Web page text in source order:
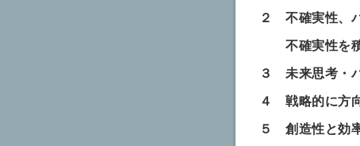
２ 不確実性、
不確実性を積
３ 未来思考・
４ 戦略的に方
５ 創造性と効